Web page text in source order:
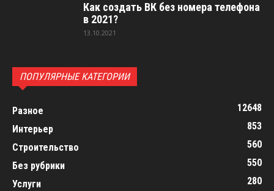
Как создать ВК без номера телефона
в 2021?
13.10.2021
ПОПУЛЯРНЫЕ КАТЕГОРИИ
Разное
12648
Интерьер
853
Строительство
560
Без рубрики
550
Услуги
280